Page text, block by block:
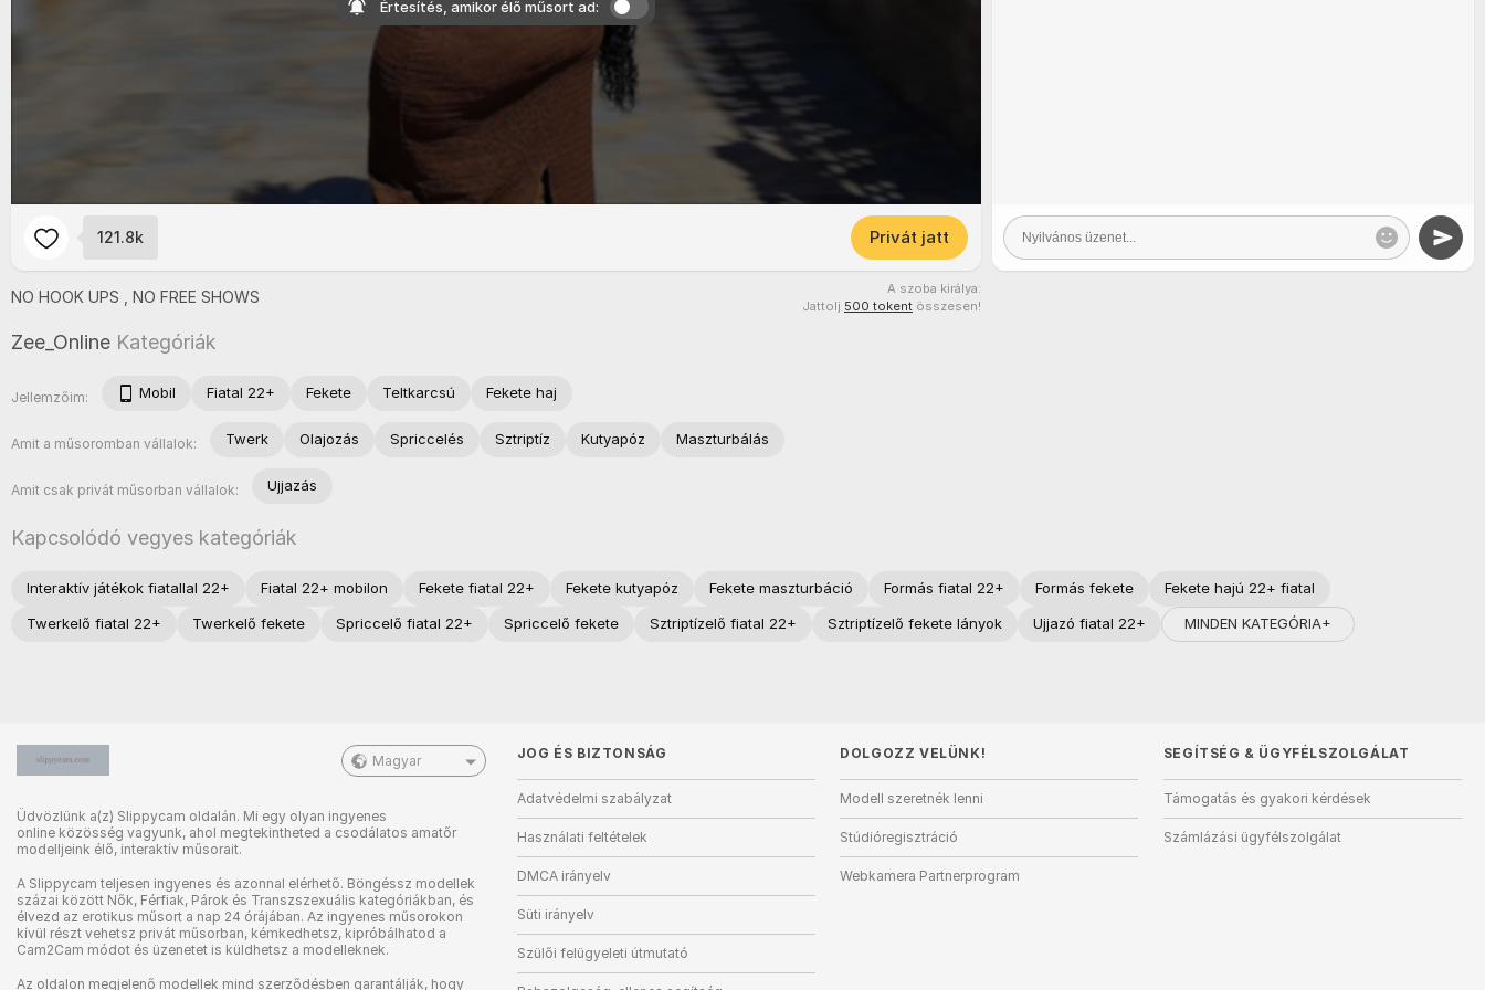
Értesítés, amikor élő műsort ad:
121.8k Privát jatt
NO HOOK UPS , NO FREE SHOWS
A szoba királya:
Jattolj 500 tokent összesen!
Zee_Online Kategóriák
Jellemzőim: Mobil Fiatal 22+ Fekete Teltkarcsú Fekete haj
Amit a műsoromban vállalok: Twerk Olajozás Spriccelés Sztriptíz Kutyapóz Maszturbálás
Amit csak privát műsorban vállalok: Ujjazás
Kapcsolódó vegyes kategóriák
Interaktív játékok fiatallal 22+ Fiatal 22+ mobilon Fekete fiatal 22+ Fekete kutyapóz Fekete maszturbáció Formás fiatal 22+ Formás fekete
Fekete hajú 22+ fiatal
Twerkelő fiatal 22+
Twerkelő fekete Spriccelő fiatal 22+ Spriccelő fekete Sztriptízelő fiatal 22+ Sztriptízelő fekete lányok Ujjazó fiatal 22+ MINDEN KATEGÓRIA+
Magyar
Üdvözlünk a(z) Slippycam oldalán. Mi egy olyan ingyenes
online közösség vagyunk, ahol megtekintheted a csodálatos amatőr
modelljeink élő, interaktív műsorait.
A Slippycam teljesen ingyenes és azonnal elérhető. Böngéssz modellek
százai között Nők, Férfiak, Párok és Transzszexuális kategóriákban, és
élvezd az erotikus műsort a nap 24 órájában. Az ingyenes műsorokon
kívül részt vehetsz privát műsorban, kémkedhetsz, kipróbálhatod a
Cam2Cam módot és üzenetet is küldhetsz a modelleknek.
Az oldalon megjelenő modellek mind szerződésben garantálják, hogy
JOG ÉS BIZTONSÁG
Adatvédelmi szabályzat
Használati feltételek
DMCA irányelv
Süti irányelv
Szülői felügyeleti útmutató
DOLGOZZ VELÜNK!
Modell szeretnék lenni
Stúdióregisztráció
Webkamera Partnerprogram
SEGÍTSÉG & ÜGYFÉLSZOLGÁLAT
Támogatás és gyakori kérdések
Számlázási ügyfélszolgálat